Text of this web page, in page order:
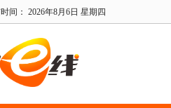
间： 2026年8月6日 星期四